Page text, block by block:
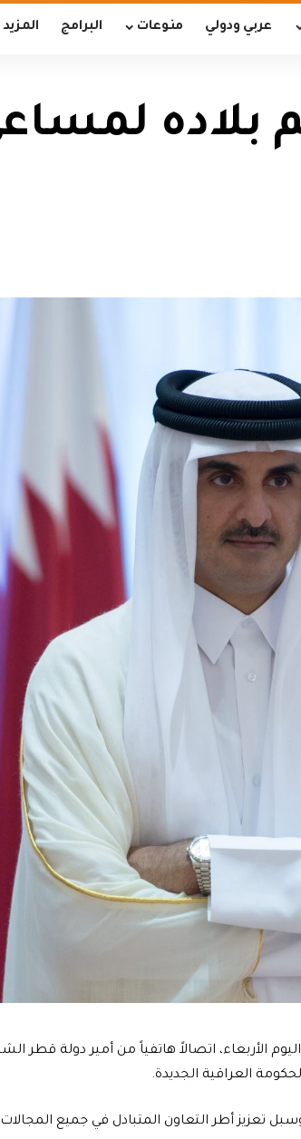
عربي ودولي منوعات البرامج المزيد
بلاده
الأربعاء، اتصالاً هاتفياً من أمير دولة قطر
العراقية الجديدة.
تعزيز أطر التعاون المتبادل في جميع